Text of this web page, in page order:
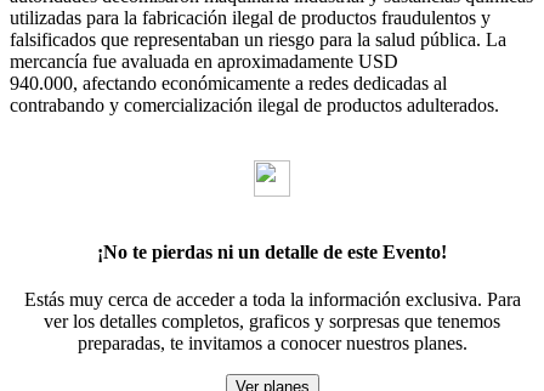
utilizadas para la fabricación ilegal de productos fraudulentos y
falsificados que representaban un riesgo para la salud pública. La
mercancía fue avaluada en aproximadamente USD
940.000, afectando económicamente a redes dedicadas al
contrabando y comercialización ilegal de productos adulterados.
¡No te pierdas ni un detalle de este Evento!
Estás muy cerca de acceder a toda la información exclusiva. Para
ver los detalles completos, graficos y sorpresas que tenemos
preparadas, te invitamos a conocer nuestros planes.
Ver planes